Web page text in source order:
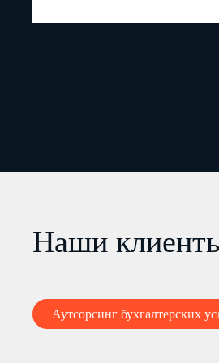
Наши
Аутсорсинг бухгалтерских